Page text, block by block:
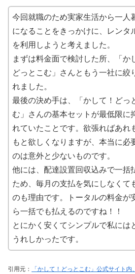
今回就職のため実家生活から一人
になることをきっかけに、レンタ
を利用しようと考えました。
まずは料金面で検討した所、「か
どっとこむ」さんともう一社に絞
れました。
最後の決め手は、「かして！どっ
む」さんの基本セットが最低限に
れていたことです。欲張ればあれ
もと欲しくなりますが、本当に必
のは意外と少ないものです。
他には、配達設置回収込みで一括
ため、毎月の支払を気にしなくて
のも理由です。トータルの料金が
ら一括でも払えるのですね！！
とにかく安くてシンプルで私には
うれしかったです。
引用元： 「かして！どっとこむ」公式サイト内